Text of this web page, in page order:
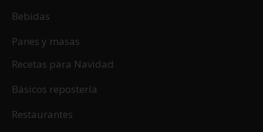
Bebidas
Panes y masas
Recetas para Navidad
Básicos repostería
Restaurantes